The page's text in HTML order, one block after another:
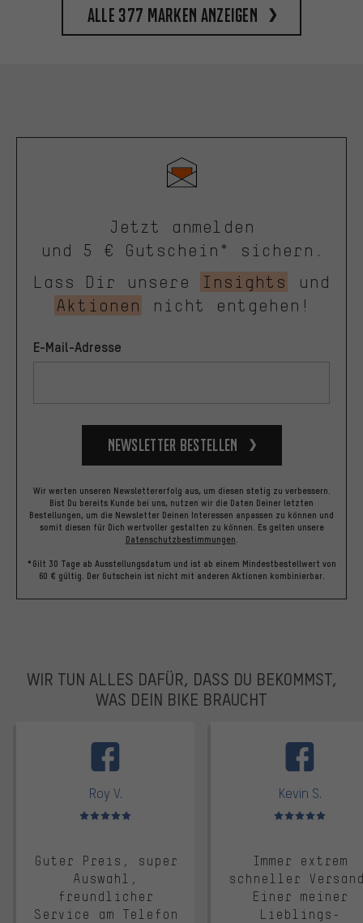
Alle 377 Marken anzeigen
Jetzt anmelden
und 5 € Gutschein* sichern.
Lass Dir unsere
Insights
und
Aktionen
nicht entgehen!
E-Mail-Adresse
Newsletter bestellen
Wir werten unseren Newslettererfolg aus, um diesen stetig zu verbessern.
Bist Du bereits Kunde bei uns, nutzen wir die Daten Deiner letzten
Bestellungen, um die Newsletter Deinen Interessen anpassen zu können und
somit diesen für Dich wertvoller gestalten zu können. Es gelten unsere
Datenschutzbestimmungen
*Gilt 30 Tage ab Ausstellungsdatum und ist ab einem Mindestbestellwert von
60 € gültig. Der Gutschein ist nicht mit anderen Aktionen kombinierbar.
WIR TUN ALLES DAFÜR, DASS DU BEKOMMST,
WAS DEIN BIKE BRAUCHT
Roy V.
Bewertungen: 5 von 5
Guter Preis, super
Auswahl,
freundlicher
Service am Telefon
Kevin S.
Bewertungen: 5 von 5
Immer extrem
schneller
Einer meiner
Lieblings-